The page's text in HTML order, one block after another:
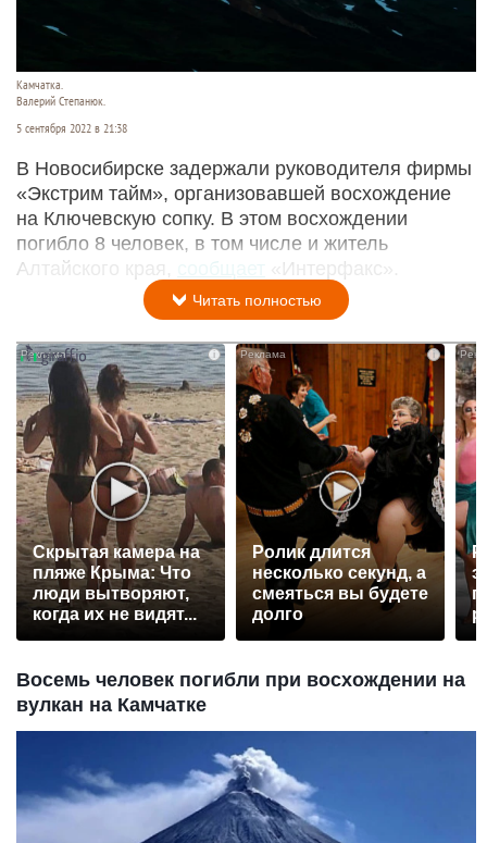
Камчатка.
Валерий Степанюк.
5 сентября 2022 в 21:38
В Новосибирске задержали руководителя фирмы
«Экстрим тайм», организовавшей восхождение
на Ключевскую сопку. В этом восхождении
погибло 8 человек, в том числе и житель
Алтайского края,
сообщает «Интерфакс».
Читать полностью
i
Скрытая камера на
пляже Крыма: Что
люди вытворяют,
когда их не видят...
Ролик длится
несколько секунд, а
смеяться вы будете
долго
Восемь человек погибли при восхождении на
вулкан на Камчатке